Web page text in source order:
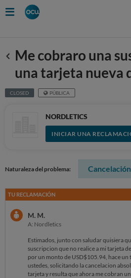
Anterior
Me cobraro una
una tarjeta nueva
CLOSED PÚBLICA
NORDLETICS
INICIAR UNA
Naturaleza del problema: Cancelación
TU RECLAMACIÓN
M. M.
A: Nordletics
Estimados, junto con saludar quisiera
suscripcion que no realice a mi tarjeta
por un monto de USD$105.94, hace un
ustedes, solicitando la cancelacion
tarjeta y resulta que ahora me cobran